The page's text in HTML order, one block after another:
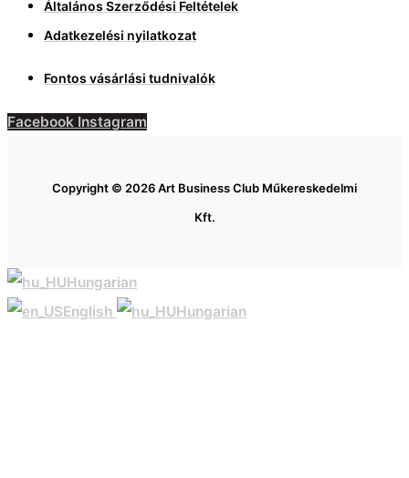
Általános Szerződési Feltételek
Adatkezelési nyilatkozat
Fontos vásárlási tudnivalók
Facebook Instagram
Copyright © 2026 Art Business Club Műkereskedelmi
Kft.
Hungarian
English
Hungarian